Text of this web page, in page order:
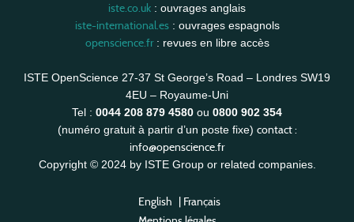
iste.co.uk : ouvrages anglais
iste-international.es: ouvrages espagnols
openscience.fr: revues en libre accès
ISTE OpenScience 27-37 St George’s Road – Londres SW19
4EU – Royaume-Uni
Tel : 0044 208 879 4580 ou 0800 902 354
(numéro gratuit à partir d’un poste fixe) contact :
info@openscience.fr
Copyright © 2024 by ISTE Group or related companies.
English | Français